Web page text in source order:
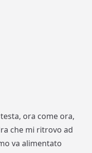
ora come ora,
che mi ritrovo ad
va alimentato